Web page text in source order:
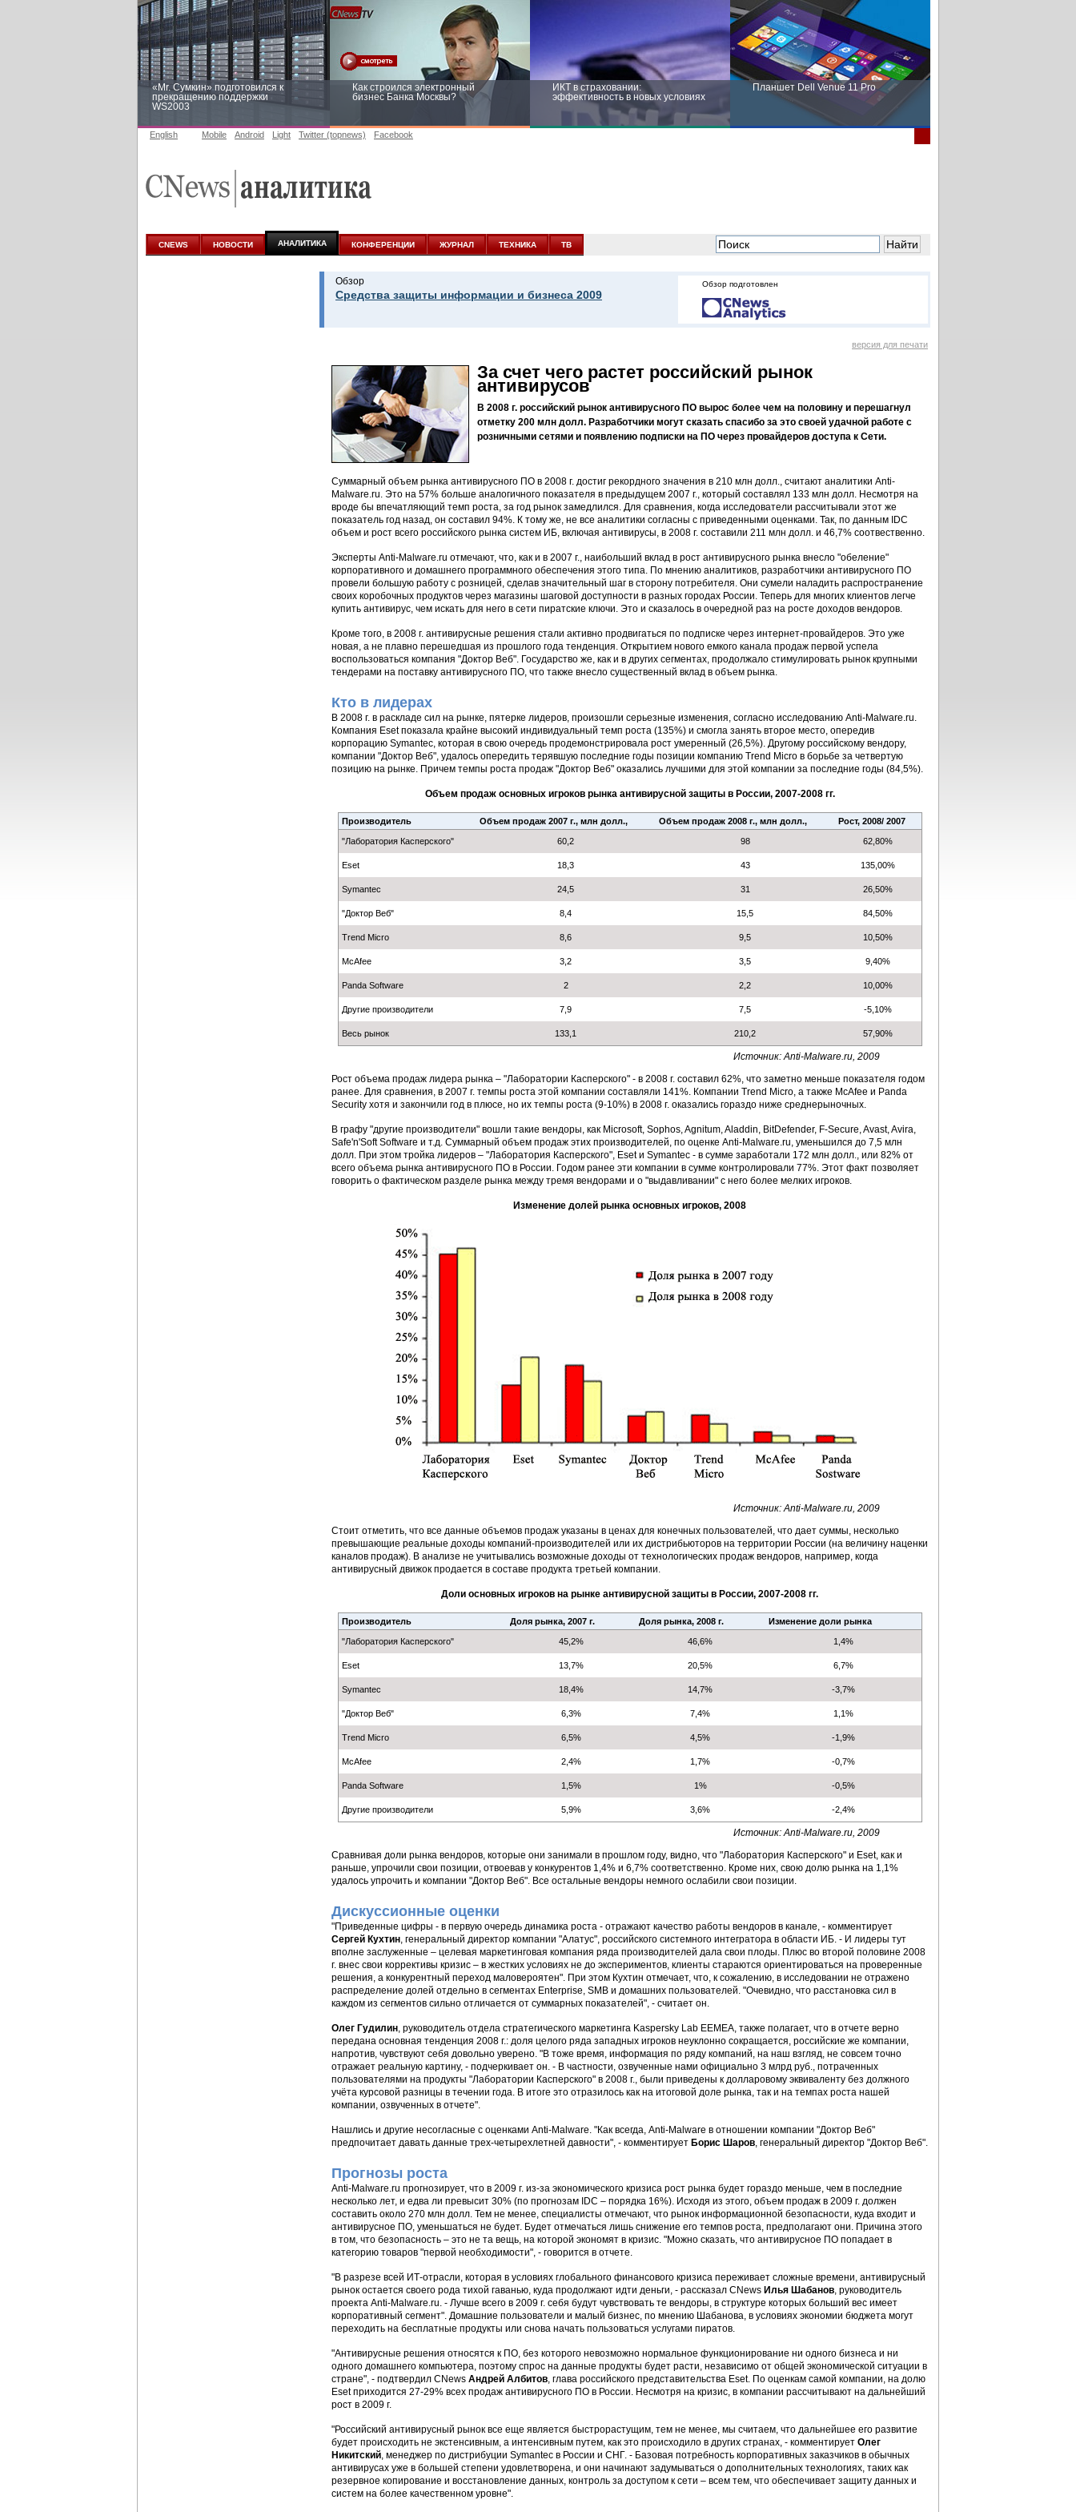
«Mr. Сумкин» подготовился к
прекращению поддержки
WS2003
Как строился электронный
бизнес Банка Москвы?
ИКТ в страховании:
эффективность в новых условиях
Планшет Dell Venue 11 Pro
аналитике
новых условиях
English Mobile Android Light Twitter (topnews) Facebook
CNEWS НОВОСТИ АНАЛИТИКА КОНФЕРЕНЦИИ ЖУРНАЛ ТЕХНИКА ТВ
Обзор
Средства защиты информации и бизнеса 2009
Обзор подготовлен
версия для печати
За счет чего растет российский рынок
антивирусов
В 2008 г. российский рынок антивирусного ПО вырос более чем на половину и перешагнул
отметку 200 млн долл. Разработчики могут сказать спасибо за это своей удачной работе с
розничными сетями и появлению подписки на ПО через провайдеров доступа к Сети.
Суммарный объем рынка антивирусного ПО в 2008 г. достиг рекордного значения в 210 млн долл., считают аналитики Anti-
Malware.ru. Это на 57% больше аналогичного показателя в предыдущем 2007 г., который составлял 133 млн долл. Несмотря на
вроде бы впечатляющий темп роста, за год рынок замедлился. Для сравнения, когда исследователи рассчитывали этот же
показатель год назад, он составил 94%. К тому же, не все аналитики согласны с приведенными оценками. Так, по данным IDC
объем и рост всего российского рынка систем ИБ, включая антивирусы, в 2008 г. составили 211 млн долл. и 46,7% соотвественно.
Эксперты Anti-Malware.ru отмечают, что, как и в 2007 г., наибольший вклад в рост антивирусного рынка внесло "обеление"
корпоративного и домашнего программного обеспечения этого типа. По мнению аналитиков, разработчики антивирусного ПО
провели большую работу с розницей, сделав значительный шаг в сторону потребителя. Они сумели наладить распространение
своих коробочных продуктов через магазины шаговой доступности в разных городах России. Теперь для многих клиентов легче
купить антивирус, чем искать для него в сети пиратские ключи. Это и сказалось в очередной раз на росте доходов вендоров.
Кроме того, в 2008 г. антивирусные решения стали активно продвигаться по подписке через интернет-провайдеров. Это уже
новая, а не плавно перешедшая из прошлого года тенденция. Открытием нового емкого канала продаж первой успела
воспользоваться компания "Доктор Веб". Государство же, как и в других сегментах, продолжало стимулировать рынок крупными
тендерами на поставку антивирусного ПО, что также внесло существенный вклад в объем рынка.
Кто в лидерах
В 2008 г. в раскладе сил на рынке, пятерке лидеров, произошли серьезные изменения, согласно исследованию Anti-Malware.ru.
Компания Eset показала крайне высокий индивидуальный темп роста (135%) и смогла занять второе место, опередив
корпорацию Symantec, которая в свою очередь продемонстрировала рост умеренный (26,5%). Другому российскому вендору,
компании "Доктор Веб", удалось опередить терявшую последние годы позиции компанию Trend Micro в борьбе за четвертую
позицию на рынке. Причем темпы роста продаж "Доктор Веб" оказались лучшими для этой компании за последние годы (84,5%).
Объем продаж основных игроков рынка антивирусной защиты в России, 2007-2008 гг.
Производитель Объем продаж 2007 г., млн долл., Объем продаж 2008 г., млн долл., Рост, 2008/ 2007
"Лаборатория Касперского" 60,2 98 62,80%
Eset 18,3 43 135,00%
Symantec 24,5 31 26,50%
"Доктор Веб" 8,4 15,5 84,50%
Trend Micro 8,6 9,5 10,50%
McAfee 3,2 3,5 9,40%
Panda Software 2 2,2 10,00%
Другие производители 7,9 7,5 -5,10%
Весь рынок 133,1 210,2 57,90%
Источник: Anti-Malware.ru, 2009
Рост объема продаж лидера рынка – "Лаборатории Касперского" - в 2008 г. составил 62%, что заметно меньше показателя годом
ранее. Для сравнения, в 2007 г. темпы роста этой компании составляли 141%. Компании Trend Micro, а также McAfee и Panda
Security хотя и закончили год в плюсе, но их темпы роста (9-10%) в 2008 г. оказались гораздо ниже среднерыночных.
В графу "другие производители" вошли такие вендоры, как Microsoft, Sophos, Agnitum, Aladdin, BitDefender, F-Secure, Avast, Avira,
Safe'n'Soft Software и т.д. Суммарный объем продаж этих производителей, по оценке Anti-Malware.ru, уменьшился до 7,5 млн
долл. При этом тройка лидеров – "Лаборатория Касперского", Eset и Symantec - в сумме заработали 172 млн долл., или 82% от
всего объема рынка антивирусного ПО в России. Годом ранее эти компании в сумме контролировали 77%. Этот факт позволяет
говорить о фактическом разделе рынка между тремя вендорами и о "выдавливании" с него более мелких игроков.
Изменение долей рынка основных игроков, 2008
Источник: Anti-Malware.ru, 2009
Стоит отметить, что все данные объемов продаж указаны в ценах для конечных пользователей, что дает суммы, несколько
превышающие реальные доходы компаний-производителей или их дистрибьюторов на территории России (на величину наценки
каналов продаж). В анализе не учитывались возможные доходы от технологических продаж вендоров, например, когда
антивирусный движок продается в составе продукта третьей компании.
Доли основных игроков на рынке антивирусной защиты в России, 2007-2008 гг.
Производитель Доля рынка, 2007 г. Доля рынка, 2008 г. Изменение доли рынка
"Лаборатория Касперского" 45,2% 46,6% 1,4%
Eset 13,7% 20,5% 6,7%
Symantec 18,4% 14,7% -3,7%
"Доктор Веб" 6,3% 7,4% 1,1%
Trend Micro 6,5% 4,5% -1,9%
McAfee 2,4% 1,7% -0,7%
Panda Software 1,5% 1% -0,5%
Другие производители 5,9% 3,6% -2,4%
Источник: Anti-Malware.ru, 2009
Сравнивая доли рынка вендоров, которые они занимали в прошлом году, видно, что "Лаборатория Касперского" и Eset, как и
раньше, упрочили свои позиции, отвоевав у конкурентов 1,4% и 6,7% соответственно. Кроме них, свою долю рынка на 1,1%
удалось упрочить и компании "Доктор Веб". Все остальные вендоры немного ослабили свои позиции.
Дискуссионные оценки
"Приведенные цифры - в первую очередь динамика роста - отражают качество работы вендоров в канале, - комментирует
Сергей Кухтин, генеральный директор компании "Алатус", российского системного интегратора в области ИБ. - И лидеры тут
вполне заслуженные – целевая маркетинговая компания ряда производителей дала свои плоды. Плюс во второй половине 2008
г. внес свои коррективы кризис – в жестких условиях не до экспериментов, клиенты стараются ориентироваться на проверенные
решения, а конкурентный переход маловероятен". При этом Кухтин отмечает, что, к сожалению, в исследовании не отражено
распределение долей отдельно в сегментах Enterprise, SMB и домашних пользователей. "Очевидно, что расстановка сил в
каждом из сегментов сильно отличается от суммарных показателей", - считает он.
Олег Гудилин, руководитель отдела стратегического маркетинга Kaspersky Lab EEMEA, также полагает, что в отчете верно
передана основная тенденция 2008 г.: доля целого ряда западных игроков неуклонно сокращается, российские же компании,
напротив, чувствуют себя довольно уверено. "В тоже время, информация по ряду компаний, на наш взгляд, не совсем точно
отражает реальную картину, - подчеркивает он. - В частности, озвученные нами официально 3 млрд руб., потраченных
пользователями на продукты "Лаборатории Касперского" в 2008 г., были приведены к долларовому эквиваленту без должного
учёта курсовой разницы в течении года. В итоге это отразилось как на итоговой доле рынка, так и на темпах роста нашей
компании, озвученных в отчете".
Нашлись и другие несогласные с оценками Аnti-Malware. "Как всегда, Аnti-Malware в отношении компании "Доктор Веб"
предпочитает давать данные трех-четырехлетней давности", - комментирует Борис Шаров, генеральный директор "Доктор Веб".
Прогнозы роста
Anti-Malware.ru прогнозирует, что в 2009 г. из-за экономического кризиса рост рынка будет гораздо меньше, чем в последние
несколько лет, и едва ли превысит 30% (по прогнозам IDC – порядка 16%). Исходя из этого, объем продаж в 2009 г. должен
составить около 270 млн долл. Тем не менее, специалисты отмечают, что рынок информационной безопасности, куда входит и
антивирусное ПО, уменьшаться не будет. Будет отмечаться лишь снижение его темпов роста, предполагают они. Причина этого
в том, что безопасность – это не та вещь, на которой экономят в кризис. "Можно сказать, что антивирусное ПО попадает в
категорию товаров "первой необходимости", - говорится в отчете.
"В разрезе всей ИТ-отрасли, которая в условиях глобального финансового кризиса переживает сложные времени, антивирусный
рынок остается своего рода тихой гаванью, куда продолжают идти деньги, - рассказал CNews Илья Шабанов, руководитель
проекта Anti-Malware.ru. - Лучше всего в 2009 г. себя будут чувствовать те вендоры, в структуре которых больший вес имеет
корпоративный сегмент". Домашние пользователи и малый бизнес, по мнению Шабанова, в условиях экономии бюджета могут
переходить на бесплатные продукты или снова начать пользоваться услугами пиратов.
"Антивирусные решения относятся к ПО, без которого невозможно нормальное функционирование ни одного бизнеса и ни
одного домашнего компьютера, поэтому спрос на данные продукты будет расти, независимо от общей экономической ситуации в
стране", - подтвердил CNews Андрей Албитов, глава российского представительства Eset. По оценкам самой компании, на долю
Eset приходится 27-29% всех продаж антивирусного ПО в России. Несмотря на кризис, в компании рассчитывают на дальнейший
рост в 2009 г.
"Российский антивирусный рынок все еще является быстрорастущим, тем не менее, мы считаем, что дальнейшее его развитие
будет происходить не экстенсивным, а интенсивным путем, как это происходило в других странах, - комментирует Олег
Никитский, менеджер по дистрибуции Symantec в России и СНГ. - Базовая потребность корпоративных заказчиков в обычных
антивирусах уже в большей степени удовлетворена, и они начинают задумываться о дополнительных технологиях, таких как
резервное копирование и восстановление данных, контроль за доступом к сети – всем тем, что обеспечивает защиту данных и
систем на более качественном уровне".